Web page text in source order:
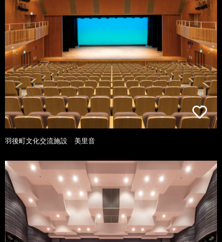
羽後町文化交流施設 美里音